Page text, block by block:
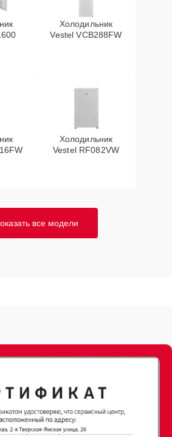
Холодильник
Vestel VCB288FW
Холодильник
Vestel RF082VW
все модели